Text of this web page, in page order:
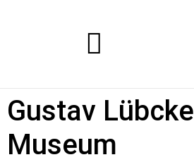
Gustav Lübcke
Museum